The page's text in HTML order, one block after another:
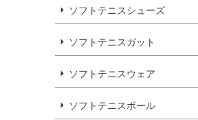
ソフトテニスシューズ
ソフトテニスガット
ソフトテニスウェア
ソフトテニスボール